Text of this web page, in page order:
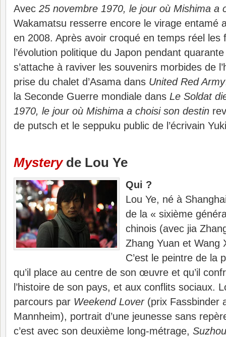
Avec 25 novembre 1970, le jour où Mishima a
Wakamatsu resserre encore le virage entamé
en 2008. Après avoir croqué en temps réel les
l’évolution politique du Japon pendant
s’attache à raviver les souvenirs morbides de
prise du chalet d’Asama dans United Red Army
la Seconde Guerre mondiale dans Le Soldat
1970, le jour où Mishima a choisi son destin
de putsch et le seppuku public de l’écrivain
Mysteryde Lou Ye
Qui ?
Lou Ye, né à
de la « sixième
chinois (avec jia
Zhang Yuan et Wang
C’est le peintre de la
qu’il place au centre de son œuvre et qu’il
l’histoire de son pays, et aux conflits sociaux.
parcours par Weekend Lover(prix Fassbinder
Mannheim), portrait d’une jeunesse sans
c’est avec son deuxième long-métrage,